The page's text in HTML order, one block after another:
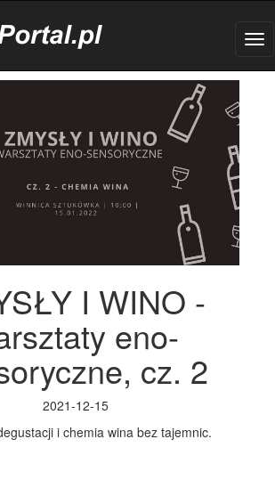
I WINO -
eno-
cz. 2
2021-12-15
i chemia wina bez tajemnic.